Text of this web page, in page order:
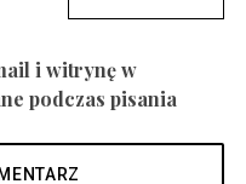
i witrynę w
podczas pisania